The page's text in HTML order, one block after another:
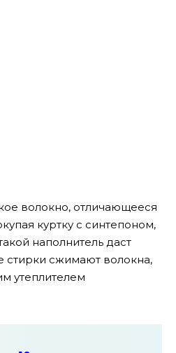
волокно, отличающееся
куртку с синтепоном,
наполнитель даст
стирки сжимают волокна,
утеплителем